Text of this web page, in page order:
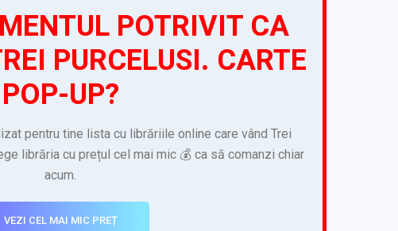
POTRIVIT CA
PURCELUSI. CARTE
POP-UP?
pentru tine lista cu librăriile online care vând Trei
librăria cu prețul cel mai mic 💰 ca să comanzi chiar
acum.
VEZI CEL MAI MIC PREȚ